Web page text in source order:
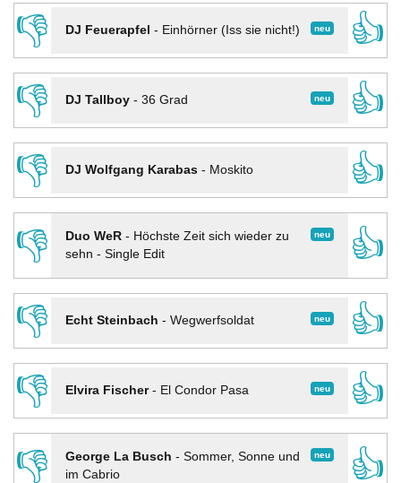
👎
neu
DJ Feuerapfel - Einhörner (Iss sie nicht!)
👍
👎
neu
DJ Tallboy- 36 Grad
👍
👎
DJ Wolfgang Karabas- Moskito
👍
👎
neu
Duo WeR- Höchste Zeit sich wieder zu
sehn - Single Edit
👍
👎
neu
Echt Steinbach - Wegwerfsoldat
👍
👎
neu
Elvira Fischer- El Condor Pasa
👍
👎
neu
George La Busch - Sommer, Sonne und
im Cabrio
👍